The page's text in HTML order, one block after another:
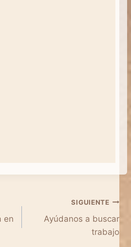
en
SIGUIENTE
Ayúdanos a buscar
trabajo